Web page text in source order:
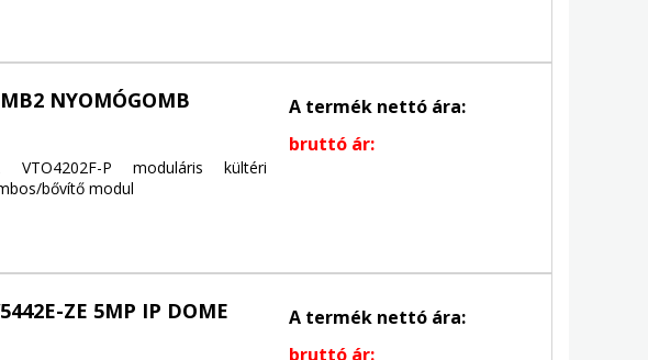
NYOMÓGOMB
VTO4202F-P moduláris kültéri
bővítő modul
A termék nettó ára:
bruttó ár:
ZE 5MP IP DOME
A termék nettó ára:
bruttó ár: